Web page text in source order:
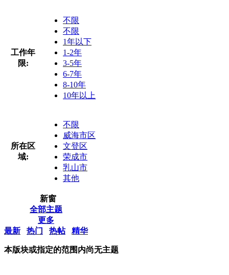
工作年
限:
不限
不限
1年以下
1-2年
3-5年
6-7年
8-10年
10年以上
所在区
域:
不限
威海市区
文登区
荣成市
乳山市
其他
新窗
全部主题
更多
最新
热门 热帖 精华
本版块或指定的范围内尚无主题